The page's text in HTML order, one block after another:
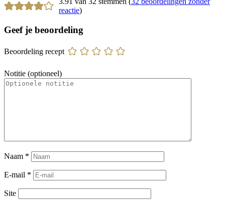
reactie)
Geef je beoordeling
Beoordeling recept
Notitie (optioneel)
Naam *
E-mail *
Site